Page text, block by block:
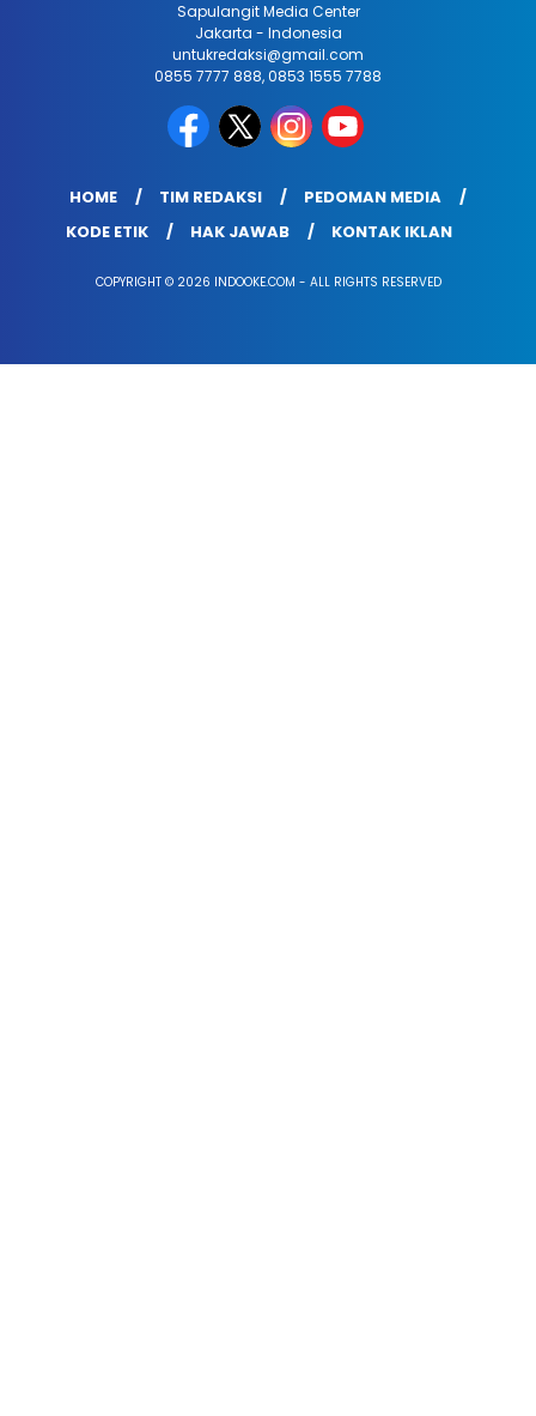
Sapulangit Media Center
Jakarta - Indonesia
untukredaksi@gmail.com
0855 7777 888, 0853 1555 7788
HOME TIM REDAKSI
PEDOMAN MEDIA
KODE ETIK
HAK JAWAB KONTAK IKLAN
COPYRIGHT © 2026 INDOOKE.COM - ALL RIGHTS RESERVED